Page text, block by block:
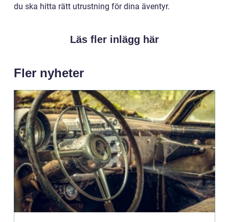
du ska hitta rätt utrustning för dina äventyr.
Läs fler inlägg här
Fler nyheter